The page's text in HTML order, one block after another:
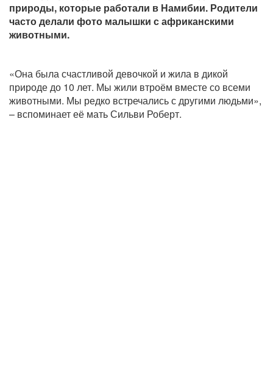
природы, которые работали в Намибии. Родители
часто делали фото малышки с африканскими
животными.
«Она была счастливой девочкой и жила в дикой
природе до 10 лет. Мы жили втроём вместе со всеми
животными. Мы редко встречались с другими людьми»,
– вспоминает её мать Сильви Роберт.